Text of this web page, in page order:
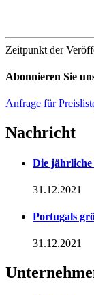
Zeitpunkt der
Abonnieren Sie
Anfrage für
Nachricht
Die jährliche
31.12.2021
Portugals
31.12.2021